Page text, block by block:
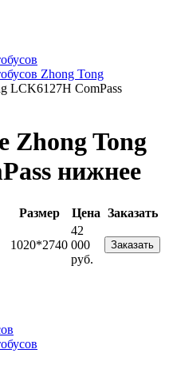
Zhong Tong
LCK6127H ComPass
Zhong Tong
нижнее
Размер Цена Заказать
1020*2740
42
000
руб.
Заказать